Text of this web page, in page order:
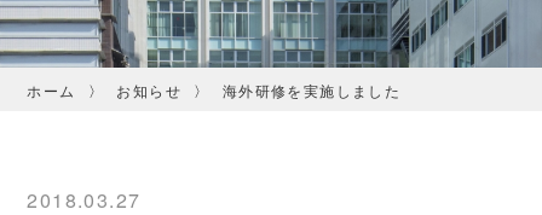
ホーム お知らせ 海外研修を実施しました
2018.03.27